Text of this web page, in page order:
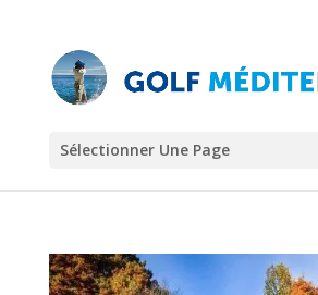
Sélectionner Une Page